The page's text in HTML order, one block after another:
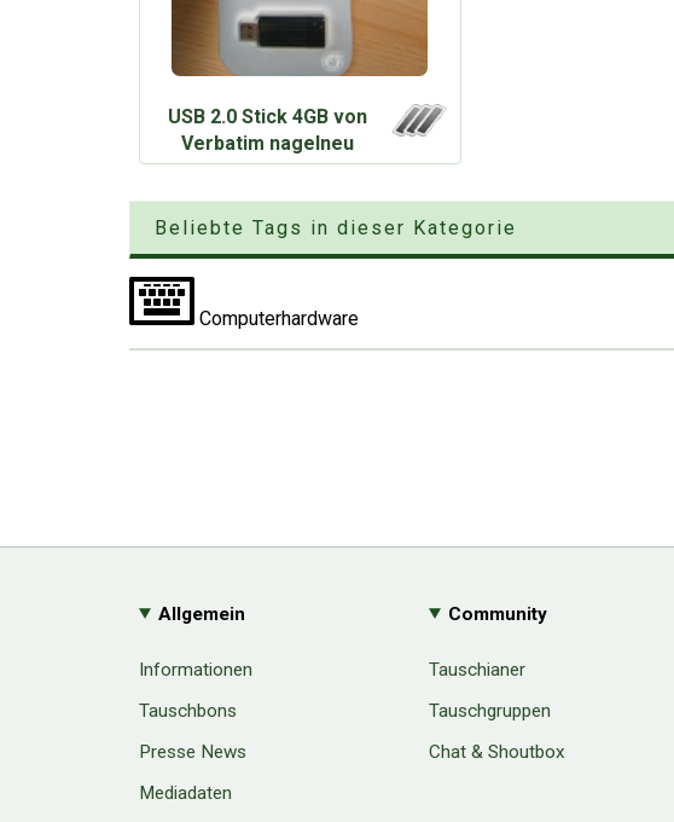
USB 2.0 Stick 4GB von
Verbatim nagelneu
Beliebte Tags in dieser Kategorie
Computerhardware
Allgemein
Informationen
Tauschbons
Presse News
Mediadaten
Community
Tauschianer
Tauschgruppen
Chat & Shoutbox